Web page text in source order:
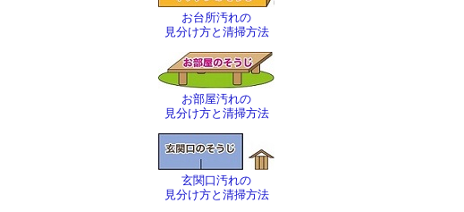
お台所汚れの
見分け方と清掃方法
お部屋汚れの
見分け方と清掃方法
玄関口汚れの
見分け方と清掃方法